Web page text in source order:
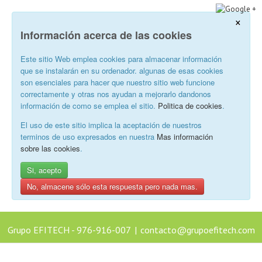
×
Información acerca de las cookies
Este sitio Web emplea cookies para almacenar información
que se instalarán en su ordenador. algunas de esas cookies
son esenciales para hacer que nuestro sitio web funcione
correctamente y otras nos ayudan a mejorarlo dandonos
información de como se emplea el sitio. Politica de cookies.
El uso de este sitio implica la aceptación de nuestros
terminos de uso expresados en nuestra Mas información
sobre las cookies.
Si, acepto
No, almacene sólo esta respuesta pero nada mas.
Grupo EFITECH - 976-916-007 | contacto@grupoefitech.com